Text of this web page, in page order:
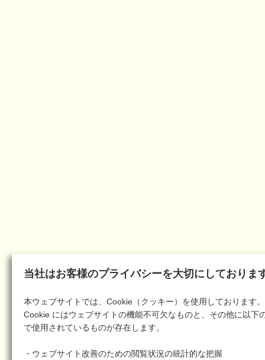
当社はお客様のプライバシーを大切にしておりま
本ウェブサイトでは、Cookie（クッキー）を使用しております。
Cookie にはウェブサイトの機能不可欠なものと、その他に以下
で使用されているものが存在します。
・ウェブサイト改善のための閲覧状況の統計的な把握